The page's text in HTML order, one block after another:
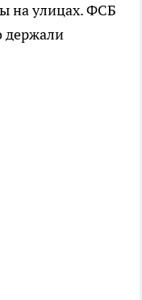
на улицах. ФСБ
держали